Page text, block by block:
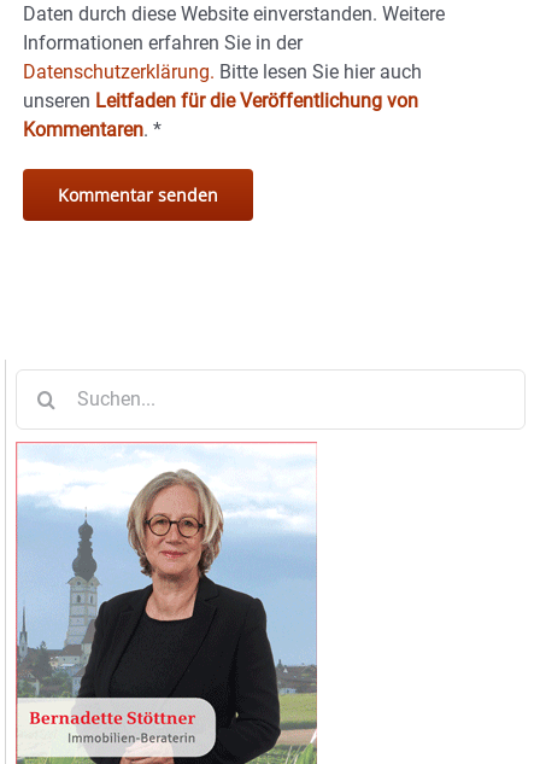
Daten durch diese Website einverstanden. Weitere
Informationen erfahren Sie in der
Datenschutzerklärung. Bitte lesen Sie hier auch
unseren Leitfaden für die Veröffentlichung von
Kommentaren. *
nach: